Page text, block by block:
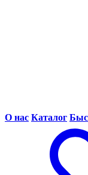
О нас Каталог